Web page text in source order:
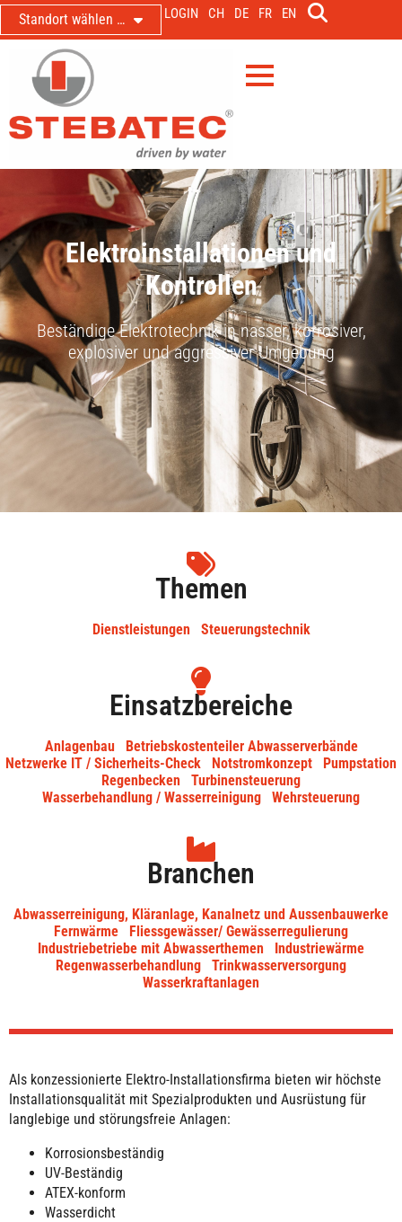
Standort wählen … LOGIN CH DE FR EN
Elektroinstallationen und
Kontrollen
Beständige Elektrotechnik in nasser, korrosiver,
explosiver und aggressiver Umgebung
Themen
Dienstleistungen Steuerungstechnik
Einsatzbereiche
Anlagenbau
Betriebskostenteiler Abwasserverbände
Netzwerke IT / Sicherheits-Check
Notstromkonzept
Pumpstation
Regenbecken
Turbinensteuerung
Wasserbehandlung / Wasserreinigung
Wehrsteuerung
Branchen
Abwasserreinigung, Kläranlage, Kanalnetz und Aussenbauwerke
Fernwärme
Fliessgewässer/ Gewässerregulierung
Industriebetriebe mit Abwasserthemen
Industriewärme
Regenwasserbehandlung
Trinkwasserversorgung
Wasserkraftanlagen
Als konzessionierte Elektro-Installationsfirma bieten wir höchste
Installationsqualität mit Spezialprodukten und Ausrüstung für
langlebige und störungsfreie Anlagen:
Korrosionsbeständig
UV-Beständig
ATEX-konform
Wasserdicht